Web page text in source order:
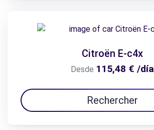
Citroën E-c4x
Desde 115,48 € /día
Rechercher